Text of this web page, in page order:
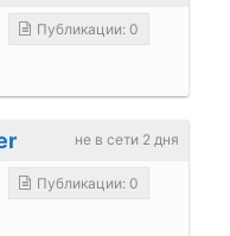
Публикации: 0
не в сети 2 дня
Публикации: 0